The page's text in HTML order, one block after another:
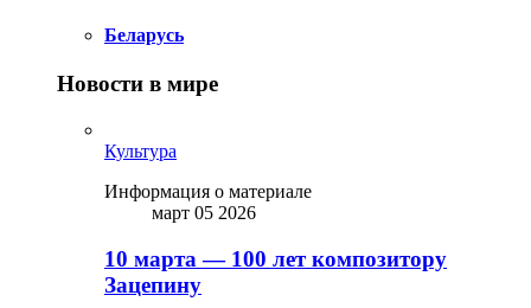
Беларусь
Новости в мире
Культура
Информация о материале
март 05 2026
10 марта — 100 лет композитору
Зацепину